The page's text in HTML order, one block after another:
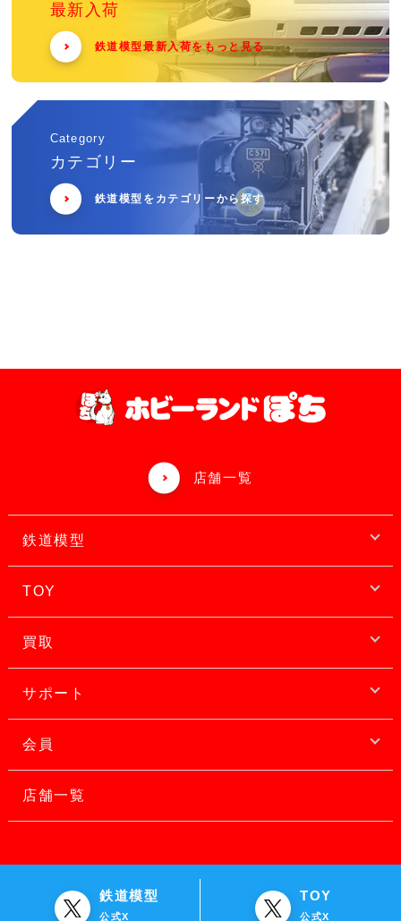
最新入荷
鉄道模型最新入荷をもっと見る
Category
カテゴリー
鉄道模型をカテゴリーから探す
店舗一覧
鉄道模型
TOY
買取
サポート
会員
店舗一覧
鉄道模型
公式X
TOY
公式X